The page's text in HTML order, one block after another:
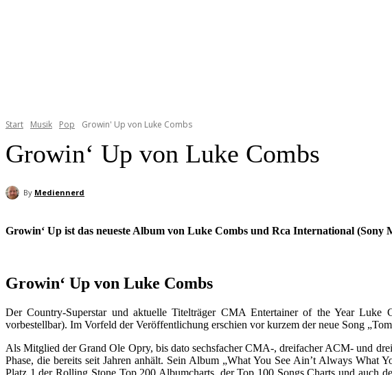
Start Musik Pop Growin' Up von Luke Combs
Growin‘ Up von Luke Combs
By Mediennerd
Growin‘ Up ist das neueste Album von Luke Combs und Rca International (Sony
Growin‘ Up von Luke Combs
Der Country-Superstar und aktuelle Titelträger CMA Entertainer of the Year
vorbestellbar). Im Vorfeld der Veröffentlichung erschien vor kurzem der neue Song
Als Mitglied der Grand Ole Opry, bis dato sechsfacher CMA-, dreifacher ACM- und
Phase, die bereits seit Jahren anhält. Sein Album „What You See Ain’t Always
Platz 1 der Rolling Stone Top 200 Albumcharts, der Top 100 Songs Charts und auch